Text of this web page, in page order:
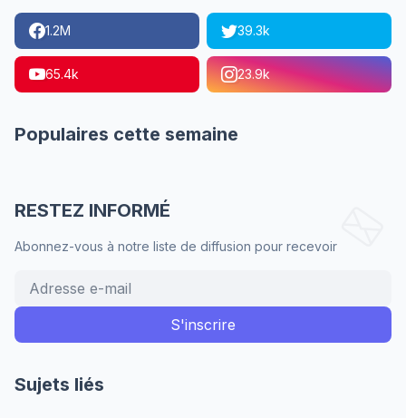
1.2M 39.3k
65.4k 23.9k
Populaires cette semaine
RESTEZ INFORMÉ
Abonnez-vous à notre liste de diffusion pour recevoir
Sujets liés